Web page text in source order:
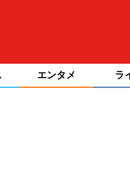
エンタメ ラ